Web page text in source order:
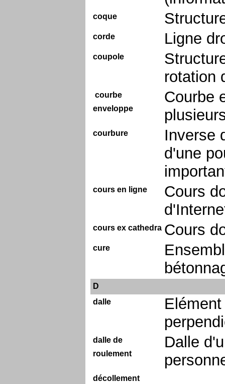
coque
corde Ligne
coupole
rotation
courbe
enveloppe
Courbe
courbure
Inverse
d'une
cours en ligne
Cours
cours ex cathedra Cours
cure
D
dalle
dalle de
roulement
Dalle
décollement